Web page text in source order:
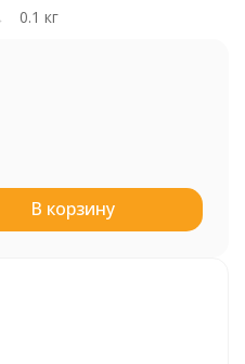
0.1 кг
В корзину